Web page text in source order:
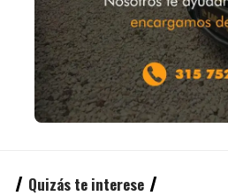
Quizás te interese